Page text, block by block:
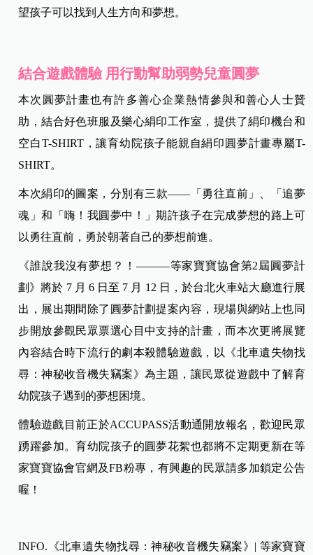
望孩子可以找到人生方向和夢想。
結合遊戲體驗 用行動幫助弱勢兒童圓夢
本次圓夢計畫也有許多善心企業熱情參與和善心人士贊
助，結合好色班服及樂心絹印工作室，提供了絹印機台和
空白T-SHIRT，讓育幼院孩子能親自絹印圓夢計畫專屬T-
SHIRT。
本次絹印的圖案，分別有三款——「勇往直前」、「追夢
魂」和「嗨！我圓夢中！」期許孩子在完成夢想的路上可
以勇往直前，勇於朝著自己的夢想前進。
《誰說我沒有夢想？！———等家寶寶協會第2屆圓夢計
劃》將於 7 月 6 日至 7 月 12 日，於台北火車站大廳進行展
出，展出期間除了圓夢計劃提案內容，現場與網站上也同
步開放參觀民眾票選心目中支持的計畫，而本次更將展覽
內容結合時下流行的劇本殺體驗遊戲，以《北車遺失物找
尋：神秘收音機失竊案》為主題，讓民眾從遊戲中了解育
幼院孩子遇到的夢想困境。
體驗遊戲目前正於ACCUPASS活動通開放報名，歡迎民眾
踴躍參加。育幼院孩子的圓夢花絮也都將不定期更新在等
家寶寶協會官網及FB粉專，有興趣的民眾請多加鎖定公告
喔！
INFO.《北車遺失物找尋：神秘收音機失竊案》| 等家寶寶